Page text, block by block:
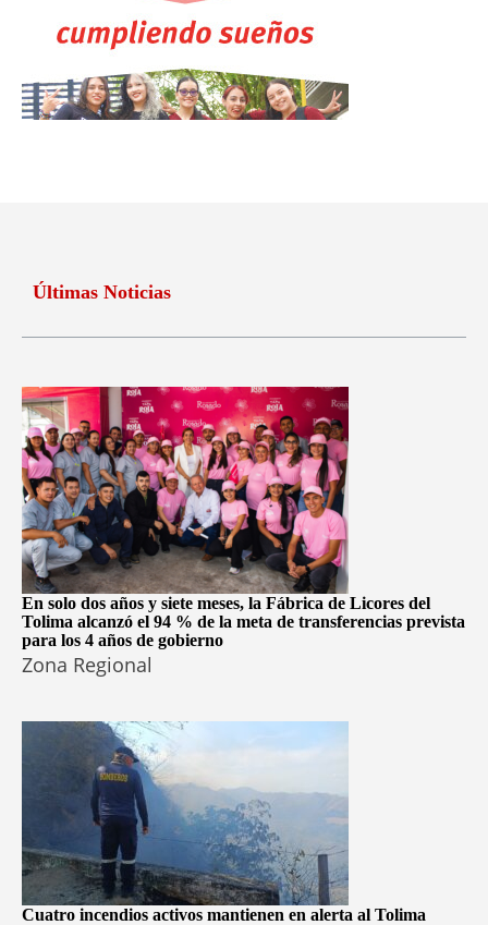
Últimas Noticias
En solo dos años y siete meses, la Fábrica de Licores del
Tolima alcanzó el 94 % de la meta de transferencias prevista
para los 4 años de gobierno
Zona Regional
Cuatro incendios activos mantienen en alerta al Tolima